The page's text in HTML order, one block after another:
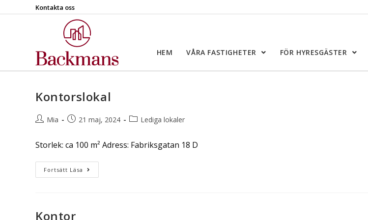
Kontakta oss
HEM VÅRA FASTIGHETER FÖR HYRESGÄSTER
Kontorslokal
Mia 21 maj, 2024 Lediga lokaler
Storlek: ca 100 m² Adress: Fabriksgatan 18 D
Fortsätt Läsa
Kontor